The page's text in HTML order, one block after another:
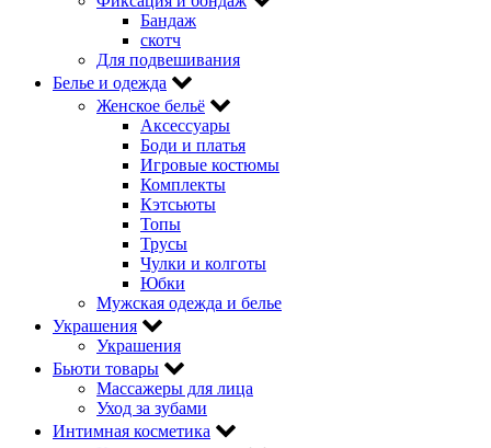
Бандаж
скотч
Для подвешивания
Белье и одежда
Женское бельё
Аксессуары
Боди и платья
Игровые костюмы
Комплекты
Кэтсьюты
Топы
Трусы
Чулки и колготы
Юбки
Мужская одежда и белье
Украшения
Украшения
Бьюти товары
Массажеры для лица
Уход за зубами
Интимная косметика